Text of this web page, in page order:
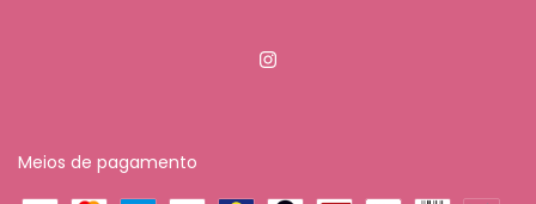
Meios de pagamento